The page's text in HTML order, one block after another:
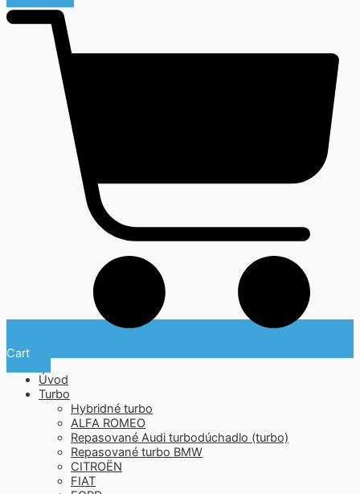
Cart
Úvod
Turbo
Hybridné turbo
ALFA ROMEO
Repasované Audi turbodúchadlo (turbo)
Repasované turbo BMW
CITROËN
FIAT